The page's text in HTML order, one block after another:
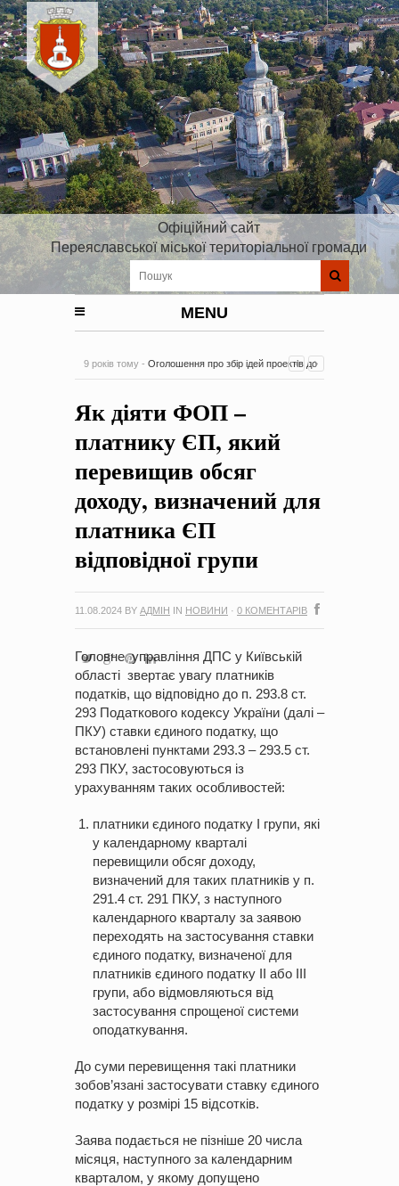
Офіційний сайт
Переяславської міської територіальної громади
MENU
9 років тому - Оголошення про збір ідей проектів до
на період 2018 – 2020 роки Оголошення про збір ідей
проектів-
Як діяти ФОП –
платнику ЄП, який
перевищив обсяг
доходу, визначений для
платника ЄП
відповідної групи
11.08.2024 BY АДМІН IN НОВИНИ · 0 КОМЕНТАРІВ
Головне управління ДПС у Київській
області звертає увагу платників
податків, що відповідно до п. 293.8 ст.
293 Податкового кодексу України (далі –
ПКУ) ставки єдиного податку, що
встановлені пунктами 293.3 – 293.5 ст.
293 ПКУ, застосовуються із
урахуванням таких особливостей:
платники єдиного податку І групи, які
у календарному кварталі
перевищили обсяг доходу,
визначений для таких платників у п.
291.4 ст. 291 ПКУ, з наступного
календарного кварталу за заявою
переходять на застосування ставки
єдиного податку, визначеної для
платників єдиного податку ІІ або ІІІ
групи, або відмовляються від
застосування спрощеної системи
оподаткування.
До суми перевищення такі платники
зобов’язані застосувати ставку єдиного
податку у розмірі 15 відсотків.
Заява подається не пізніше 20 числа
місяця, наступного за календарним
кварталом, у якому допущено